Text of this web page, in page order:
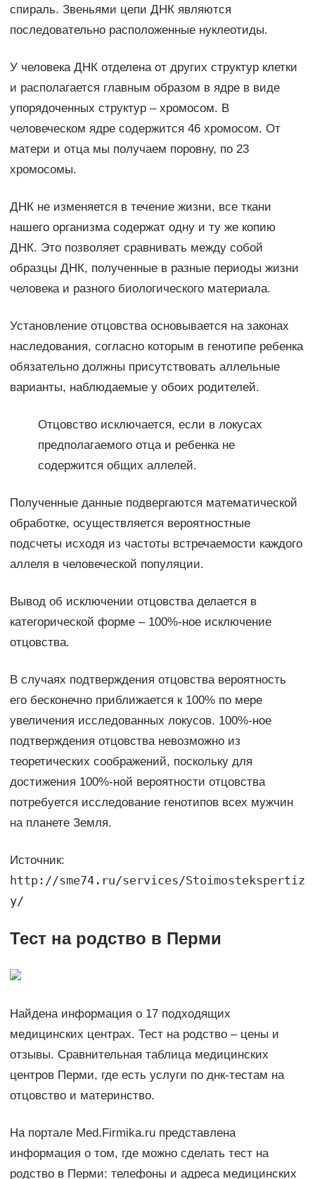
спираль. Звеньями цепи ДНК являются
последовательно расположенные нуклеотиды.
У человека ДНК отделена от других структур клетки
и располагается главным образом в ядре в виде
упорядоченных структур – хромосом. В
человеческом ядре содержится 46 хромосом. От
матери и отца мы получаем поровну, по 23
хромосомы.
ДНК не изменяется в течение жизни, все ткани
нашего организма содержат одну и ту же копию
ДНК. Это позволяет сравнивать между собой
образцы ДНК, полученные в разные периоды жизни
человека и разного биологического материала.
Установление отцовства основывается на законах
наследования, согласно которым в генотипе ребенка
обязательно должны присутствовать аллельные
варианты, наблюдаемые у обоих родителей.
Отцовство исключается, если в локусах
предполагаемого отца и ребенка не
содержится общих аллелей.
Полученные данные подвергаются математической
обработке, осуществляется вероятностные
подсчеты исходя из частоты встречаемости каждого
аллеля в человеческой популяции.
Вывод об исключении отцовства делается в
категорической форме – 100%-ное исключение
отцовства.
В случаях подтверждения отцовства вероятность
его бесконечно приближается к 100% по мере
увеличения исследованных локусов. 100%-ное
подтверждения отцовства невозможно из
теоретических соображений, поскольку для
достижения 100%-ной вероятности отцовства
потребуется исследование генотипов всех мужчин
на планете Земля.
Источник:
http://sme74.ru/services/Stoimostekspertiz
y/
Тест на родство в Перми
Найдена информация о 17 подходящих
медицинских центрах. Тест на родство – цены и
отзывы. Сравнительная таблица медицинских
центров Перми, где есть услуги по днк-тестам на
отцовство и материнство.
На портале Med.Firmika.ru представлена
информация о том, где можно сделать тест на
родство в Перми: телефоны и адреса медицинских